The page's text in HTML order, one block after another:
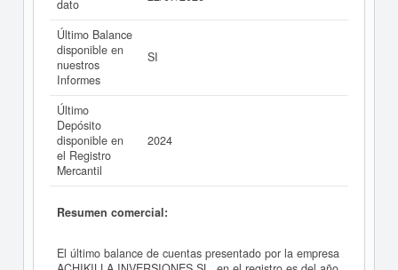
dato
Último Balance
disponible en
nuestros
Informes
SI
Último
Depósito
disponible en
el Registro
Mercantil
2024
Resumen comercial:
El último balance de cuentas presentado por la empresa